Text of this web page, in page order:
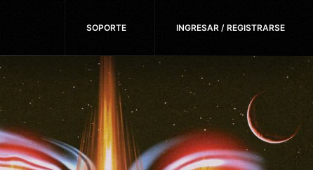
SOPORTE INGRESAR / REGISTRARSE